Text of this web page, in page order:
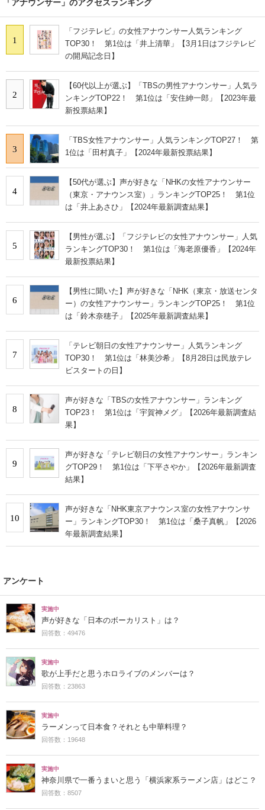
「アナウンサー」のアクセスランキング
1
「フジテレビ」の女性アナウンサー人気ランキング
TOP30！ 第1位は「井上清華」【3月1日はフジテレビ
の開局記念日】
2
【60代以上が選ぶ】「TBSの男性アナウンサー」人気ラ
ンキングTOP22！ 第1位は「安住紳一郎」【2023年最
新投票結果】
3
「TBS女性アナウンサー」人気ランキングTOP27！ 第
1位は「田村真子」【2024年最新投票結果】
4
【50代が選ぶ】声が好きな「NHKの女性アナウンサー
（東京・アナウンス室）」ランキングTOP25！ 第1位
は「井上あさひ」【2024年最新調査結果】
5
【男性が選ぶ】「フジテレビの女性アナウンサー」人気
ランキングTOP30！ 第1位は「海老原優香」【2024年
最新投票結果】
6
【男性に聞いた】声が好きな「NHK（東京・放送センタ
ー）の女性アナウンサー」ランキングTOP25！ 第1位
は「鈴木奈穂子」【2025年最新調査結果】
7
「テレビ朝日の女性アナウンサー」人気ランキング
TOP30！ 第1位は「林美沙希」【8月28日は民放テレ
ビスタートの日】
8
声が好きな「TBSの女性アナウンサー」ランキング
TOP23！ 第1位は「宇賀神メグ」【2026年最新調査結
果】
9
声が好きな「テレビ朝日の女性アナウンサー」ランキン
グTOP29！ 第1位は「下平さやか」【2026年最新調査
結果】
10
声が好きな「NHK東京アナウンス室の女性アナウンサ
ー」ランキングTOP30！ 第1位は「桑子真帆」【2026
年最新調査結果】
アンケート
実施中
声が好きな「日本のボーカリスト」は？
回答数：49476
実施中
歌が上手だと思うホロライブのメンバーは？
回答数：23863
実施中
ラーメンって日本食？それとも中華料理？
回答数：19648
実施中
神奈川県で一番うまいと思う「横浜家系ラーメン店」はどこ？
回答数：8507